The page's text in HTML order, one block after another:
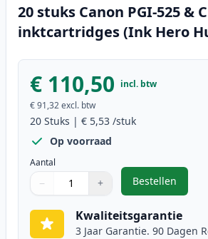
20 stuks Canon PGI-525 &
inktcartridges (Ink Hero
€ 110,50 incl. btw
€ 91,32excl. btw
20 Stuks | € 5,53 /stuk
Op voorraad
Aantal
Gebruik de knoppen om aan te passen
− +
1
Bestellen
,20 stuks
Kwaliteitsgarantie
3 Jaar Garantie. 90 Dagen